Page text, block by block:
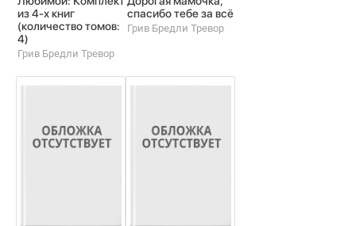
из 4-х книг
(количество томов:
4)
Грив Бредли Тревор
спасибо тебе за всё
Грив Бредли Тревор